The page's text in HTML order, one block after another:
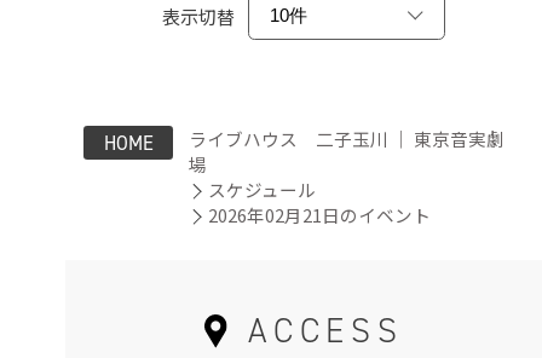
表示切替
HOME
ライブハウス 二子玉川 ｜ 東京音実劇
場
スケジュール
2026年02月21日のイベント
ACCESS